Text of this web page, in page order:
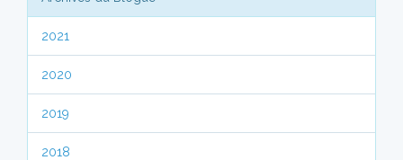
2021
2020
2019
2018